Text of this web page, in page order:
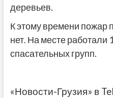
деревьев.
К этому времени пожар
нет. На месте работали
спасательных групп.
«Новости-Грузия» в